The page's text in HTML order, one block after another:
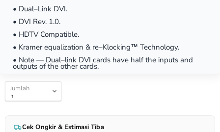
• Dual–Link DVI.
• DVI Rev. 1.0.
• HDTV Compatible.
• Kramer equalization & re–Klocking™ Technology.
• Note — Dual–link DVI cards have half the inputs and
outputs of the other cards.
Jumlah
Cek Ongkir & Estimasi Tiba